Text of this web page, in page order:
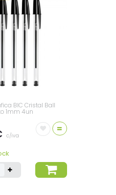
BIC Cristal Ball
1mm 4un
c/iva
=